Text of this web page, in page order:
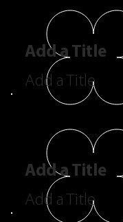
Add a Title
Add a Title
Add a Title
Add a Title